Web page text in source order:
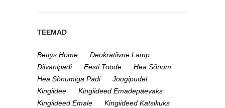
TEEMAD
Bettys Home
Deokratiivne Lamp
Diivanipadi
Eesti Toode
Hea Sõnum
Hea Sõnumiga Padi
Joogipudel
Kingiidee
Kingiideed Emadepäevaks
Kingiideed Emale
Kingiideed Katsikuks